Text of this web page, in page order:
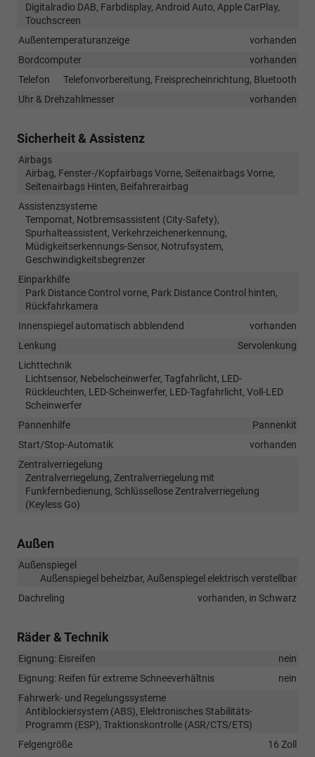
Digitalradio DAB, Farbdisplay, Android Auto, Apple CarPlay,
Touchscreen
Außentemperaturanzeige
vorhanden
Bordcomputer
vorhanden
Telefon
Telefonvorbereitung, Freisprecheinrichtung, Bluetooth
Uhr & Drehzahlmesser
vorhanden
Sicherheit & Assistenz
Airbags
Airbag, Fenster-/Kopfairbags Vorne, Seitenairbags Vorne,
Seitenairbags Hinten, Beifahrerairbag
Assistenzsysteme
Tempomat, Notbremsassistent (City-Safety),
Spurhalteassistent, Verkehrzeichenerkennung,
Müdigkeitserkennungs-Sensor, Notrufsystem,
Geschwindigkeitsbegrenzer
Einparkhilfe
Park Distance Control vorne, Park Distance Control hinten,
Rückfahrkamera
Innenspiegel automatisch abblendend
vorhanden
Lenkung
Servolenkung
Lichttechnik
Lichtsensor, Nebelscheinwerfer, Tagfahrlicht, LED-
Rückleuchten, LED-Scheinwerfer, LED-Tagfahrlicht, Voll-LED
Scheinwerfer
Pannenhilfe
Pannenkit
Start/Stop-Automatik
vorhanden
Zentralverriegelung
Zentralverriegelung, Zentralverriegelung mit
Funkfernbedienung, Schlüssellose Zentralverriegelung
(Keyless Go)
Außen
Außenspiegel
Außenspiegel beheizbar, Außenspiegel elektrisch verstellbar
Dachreling
vorhanden, in Schwarz
Räder & Technik
Eignung: Eisreifen
nein
Eignung: Reifen für extreme Schneeverhältnis
nein
Fahrwerk- und Regelungssysteme
Antiblockiersystem (ABS), Elektronisches Stabilitäts-
Programm (ESP), Traktionskontrolle (ASR/CTS/ETS)
Felgengröße
16 Zoll